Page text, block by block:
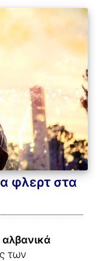
φλερτ στα
των